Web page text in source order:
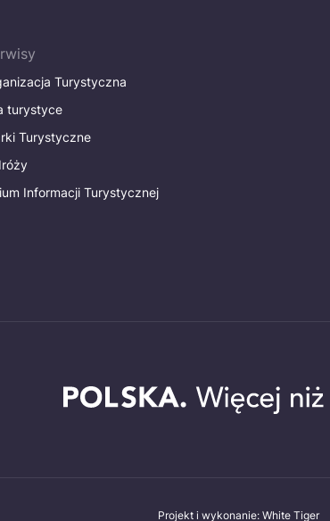
Turystyczna
turystyce
Turystyczne
Informacji Turystycznej
Projekt i wykonanie: White Tiger